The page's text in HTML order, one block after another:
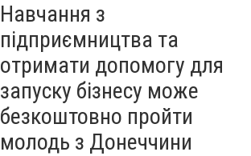
Навчання з
підприємництва та
отримати допомогу для
запуску бізнесу може
безкоштовно пройти
молодь з Донеччини